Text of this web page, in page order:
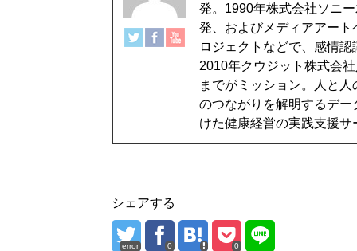
発。1990年株式会社ソニ
発、およびメディアアー
ロジェクトなどで、感情
2010年クウジット株式会
までがミッション。人と
のつながりを解明するデ
けた健康経営の実践支援
シェアする
error 0 0